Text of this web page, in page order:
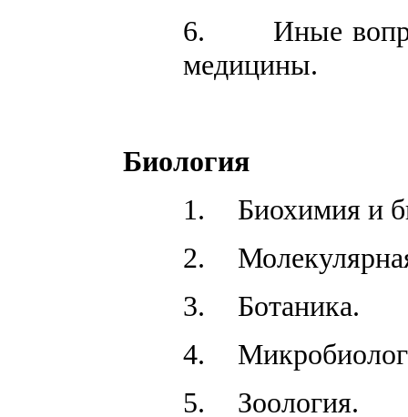
6.
Иные
медицины.
Биология
1.
Биохимия и
2.
3.
Ботаника.
4.
5.
Зоология.